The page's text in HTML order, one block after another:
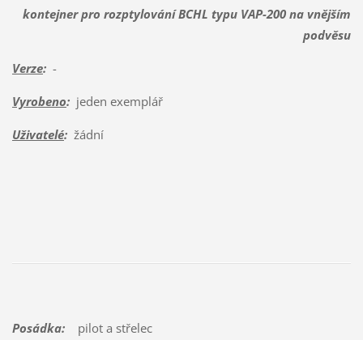
kontejner pro rozptylování BCHL typu VAP-200 na vnějším
podvěsu
Verze:-
Vyrobeno:jeden exemplář
Uživatelé:žádní
Posádka:pilot a střelec